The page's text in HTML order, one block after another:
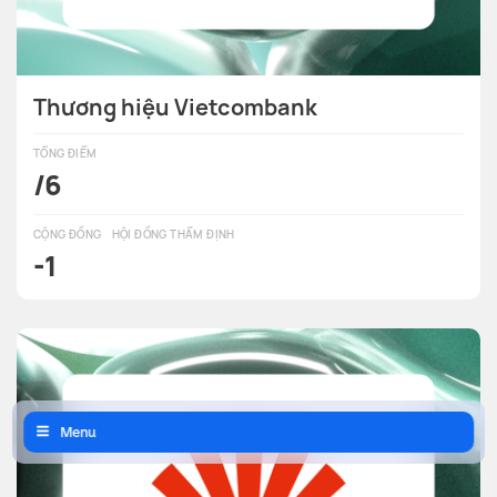
Thương hiệu Vietcombank
TỔNG ĐIỂM
/6
CỘNG ĐỒNG
-1
HỘI ĐỒNG THẨM ĐỊNH
Menu